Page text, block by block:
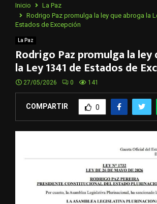
Inicio
La Paz
Rodrigo Paz promulga la ley que abroga la
Estados de Excepción
La Paz
Rodrigo Paz promulga la ley
la Ley 1341 de Estados de
27/05/2026 0 141
COMPARTIR 0